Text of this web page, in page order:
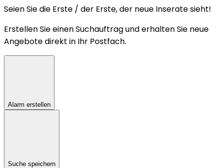
Seien Sie die Erste / der Erste, der neue Inserate sieht!
Erstellen Sie einen Suchauftrag und erhalten Sie neue
Angebote direkt in Ihr Postfach.
Alarm erstellen
Suche speichern